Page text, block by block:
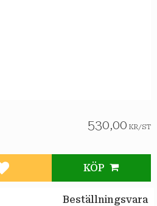
530,00 KR/ST
KÖP
Lägg till i favoriter
Beställningsvara